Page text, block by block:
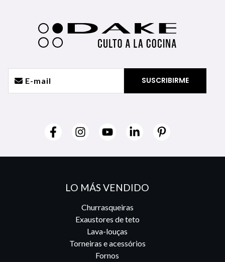
LO MÁS VENDIDO
Churrasqueiras
Exaustores de teto
Lava-louças
Torneiras e acessórios
Fornos